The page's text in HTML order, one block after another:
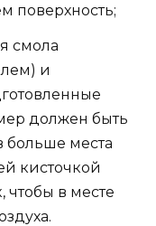
поверхность;
смола
и
должен быть
больше места
кисточкой
чтобы в месте